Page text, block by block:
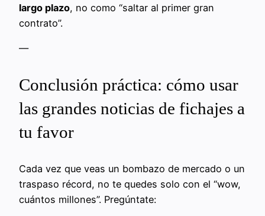
largo plazo, no como “saltar al primer gran
contrato”.
—
Conclusión práctica: cómo usar
las grandes noticias de fichajes a
tu favor
Cada vez que veas un bombazo de mercado o un
traspaso récord, no te quedes solo con el “wow,
cuántos millones”. Pregúntate: